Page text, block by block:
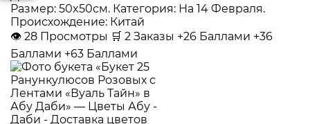
Размер: 50x50см. Категория: На 14 Февраля.
Происхождение: Китай
👁 28 Просмотры 🛒 2 Заказы +26 Баллами +36
Баллами +63 Баллами